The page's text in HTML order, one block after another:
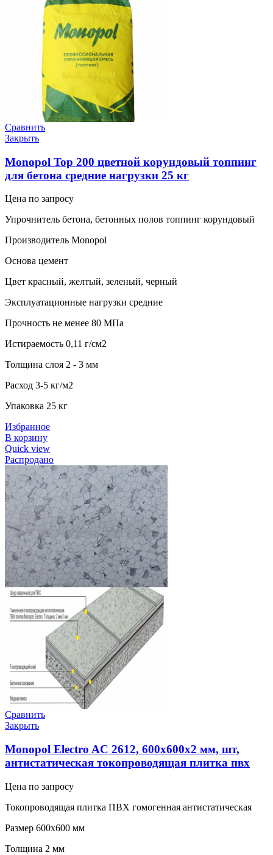
Сравнить
Закрыть
Monopol Top 200 цветной корундовый топпинг
для бетона средние нагрузки 25 кг
Цена по запросу
Упрочнитель бетона, бетонных полов топпинг корундовый
Производитель Monopol
Основа цемент
Цвет красный, желтый, зеленый, черный
Эксплуатационные нагрузки средние
Прочность не менее 80 МПа
Истираемость 0,11 г/см2
Толщина слоя 2 - 3 мм
Расход 3-5 кг/м2
Упаковка 25 кг
Избранное
В корзину
Quick view
Распродано
Сравнить
Закрыть
Monopol Electro AC 2612, 600х600х2 мм, шт,
антистатическая токопроводящая плитка пвх
Цена по запросу
Токопроводящая плитка ПВХ гомогенная антистатическая
Размер 600х600 мм
Толщина 2 мм